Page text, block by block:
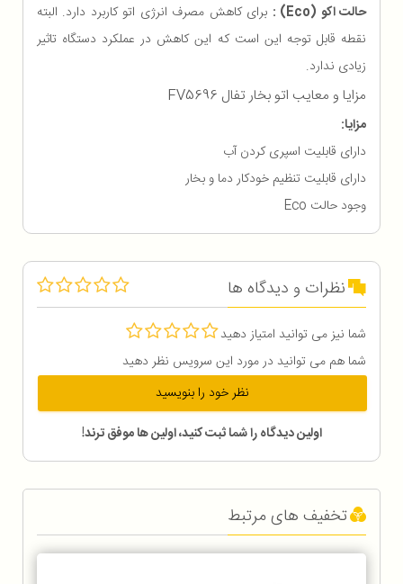
حالت اکو (Eco) :
برای کاهش مصرف انرژی اتو کاربرد دارد. البته
نقطه قابل توجه این است که این کاهش در عملکرد دستگاه تاثیر
زیادی ندارد.
مزایا و معایب اتو بخار تفال FV5696
مزایا:
دارای قابلیت اسپری کردن آب
دارای قابلیت تنظیم خودکار دما و بخار
وجود حالت Eco
نظرات و دیدگاه ها
شما نیز می توانید امتیاز دهید
شما هم می توانید در مورد این سرویس نظر دهید
نظر خود را بنویسید
اولین دیدگاه را شما ثبت کنید، اولین ها موفق ترند!
تخفیف های مرتبط